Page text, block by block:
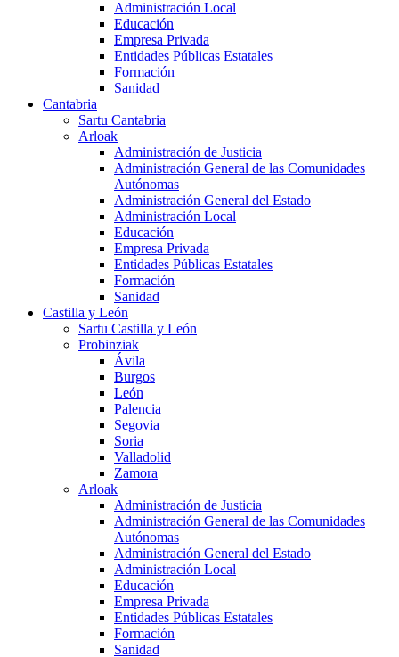
Administración Local
Educación
Empresa Privada
Entidades Públicas Estatales
Formación
Sanidad
Cantabria
Sartu Cantabria
Arloak
Administración de Justicia
Administración General de las Comunidades
Autónomas
Administración General del Estado
Administración Local
Educación
Empresa Privada
Entidades Públicas Estatales
Formación
Sanidad
Castilla y León
Sartu Castilla y León
Probinziak
Ávila
Burgos
León
Palencia
Segovia
Soria
Valladolid
Zamora
Arloak
Administración de Justicia
Administración General de las Comunidades
Autónomas
Administración General del Estado
Administración Local
Educación
Empresa Privada
Entidades Públicas Estatales
Formación
Sanidad